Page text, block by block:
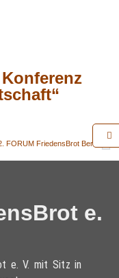
FORUM FriedensBrot Berlin​
e.
e. V. mit Sitz in